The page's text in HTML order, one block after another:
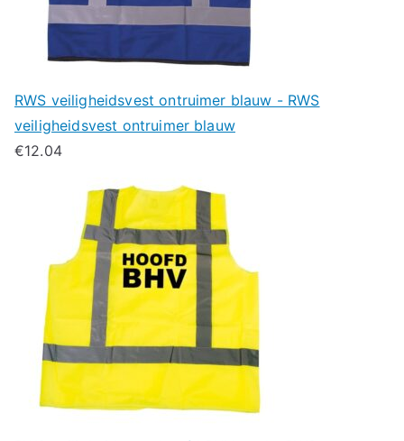
RWS veiligheidsvest ontruimer blauw - RWS
veiligheidsvest ontruimer blauw
€12.04